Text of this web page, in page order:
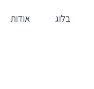
בלוג אודות